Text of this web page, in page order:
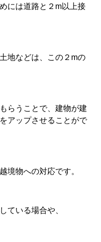
には道路と２m以上接
地などは、この２mの
らうことで、建物が建
アップさせることがで
境物への対応です。
ている場合や、